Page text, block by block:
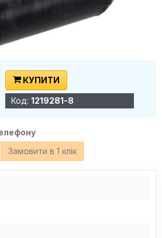
КУПИТИ
Код: 1219281-8
Замовити в 1 клік